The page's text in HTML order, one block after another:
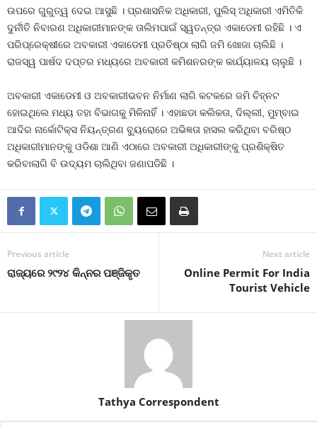
ଉପରେ ଗୁରୁତ୍ୱ ଦେଇ ଆସୁଛି । ପ୍ରଶାସନିକ ଅଧିକାରୀ, ପୁଲିସ୍‍ ଅଧିକାରୀ ଏମିତିକି
ଦୁର୍ନୀତି ନିବାରଣ ଅଧିକାରୀମାନଙ୍କ ତାଲିମପାଇଁ ସ୍ୱତନ୍ତ୍ର ଏକାଡେମୀ ରହିଛି । ଏ
ପରିପ୍ରେକ୍ଷୀରେ ଅବକାରୀ ଏକାଡେମୀ ପ୍ରତିଷ୍ଠା ଲାଗି ଜମି ଖୋଜା ଚାଲିଛି ।
ରାଜସ୍ୱ ପାର୍ଷଦ ଦପ୍ତର ମଧ୍ୟରେ ଅବକାରୀ କମିଶନରଙ୍କ କାର୍ଯ୍ୟାଳୟ ଚାଲୁଛି ।
ଅବକାରୀ ଏକାଡେମୀ ଓ ଅବକାରୀଭବନ ନିର୍ମାଣ ଲାଗି କଟକରେ ଜମି ଚିହ୍ନଟ
ହୋଇଥିଲେ ମଧ୍ୟ ତହା ବିଭାଗକୁ ମିଳିନାହିଁ । ଏହାଛଡା କଲିକତା, ଦିଲ୍ଲୀ, ମୁମ୍ବାଇ
ଆଦିର ନାର୍କୋଟିକ୍ସ ନିୟନ୍ତ୍ରଣ ବ୍ୟୁରୋରେ ଅଭିଜ୍ଞତା ହାସଲ କରିଥିବା ବରିଷ୍ଠ
ଅଧିକାରୀମାନଙ୍କୁ ଓଡିଶା ଆଣି ଏଠାରେ ଅବକାରୀ ଅଧିକାରୀଙ୍କୁ ପ୍ରଶିକ୍ଷିତ
କରିବାଲାଗି ବି ଉଦ୍ୟମ ଚାଲିଥିବା ଜଣାପଡିଛି ।
Previous article
ରାଜ୍ୟରେ ୨୯୨୪ କିନ୍ନର ପଞ୍ଜିକୃତ
Next article
Online Permit For India
Tourist Vehicle
Tathya Correspondent